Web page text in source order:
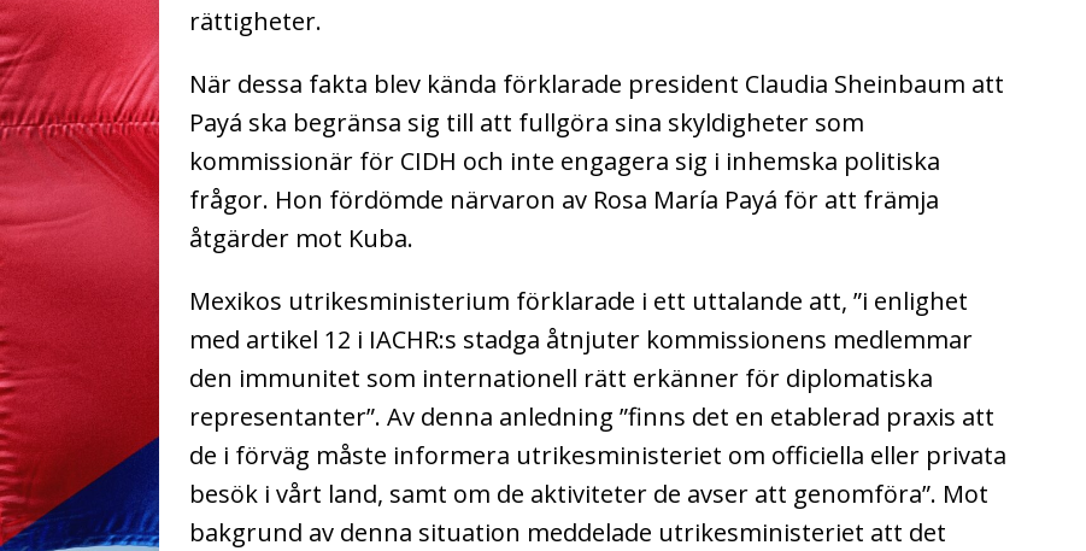
rättigheter.
När dessa fakta blev kända förklarade president Claudia Sheinbaum att
Payá ska begränsa sig till att fullgöra sina skyldigheter som
kommissionär för CIDH och inte engagera sig i inhemska politiska
frågor. Hon fördömde närvaron av Rosa María Payá för att främja
åtgärder mot Kuba.
Mexikos utrikesministerium förklarade i ett uttalande att, ”i enlighet
med artikel 12 i IACHR:s stadga åtnjuter kommissionens medlemmar
den immunitet som internationell rätt erkänner för diplomatiska
representanter”. Av denna anledning ”finns det en etablerad praxis att
de i förväg måste informera utrikesministeriet om officiella eller privata
besök i vårt land, samt om de aktiviteter de avser att genomföra”. Mot
bakgrund av denna situation meddelade utrikesministeriet att det